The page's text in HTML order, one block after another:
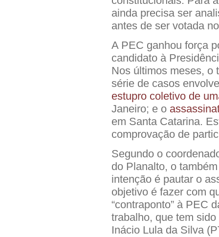
ainda precisa ser
antes de ser votada
A PEC ganhou força
candidato à
Nos últimos meses, o
série de casos
estupro coletivo de
Janeiro; e o
em Santa Catarina.
comprovação de
Segundo o
do Planalto, o
intenção é pautar o
objetivo é fazer com
“contraponto” à PEC
trabalho, que tem
Inácio Lula da Silva